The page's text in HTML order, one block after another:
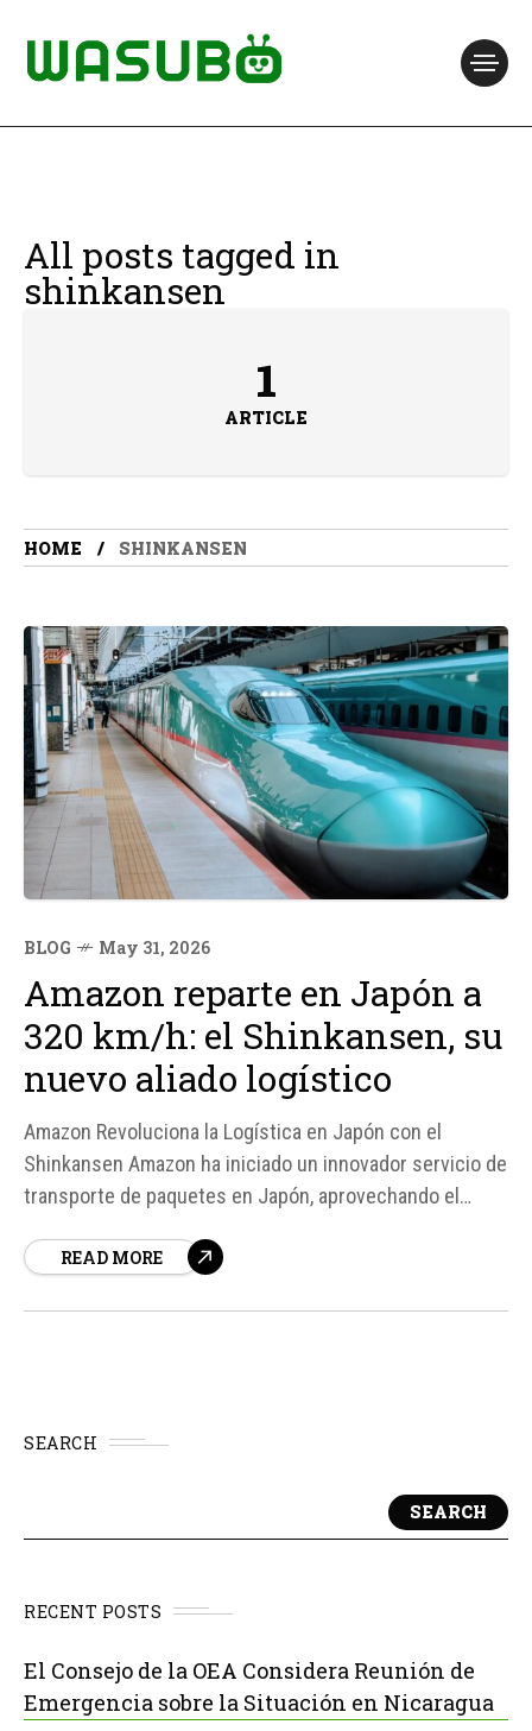
All posts tagged in
shinkansen
1
ARTICLE
HOME SHINKANSEN
BLOG May 31, 2026
Amazon reparte en Japón a
320 km/h: el Shinkansen, su
nuevo aliado logístico
Amazon Revoluciona la Logística en Japón con el
Shinkansen Amazon ha iniciado un innovador servicio de
transporte de paquetes en Japón, aprovechando el
servicio, que comenzó en marzo de 2026, cubre el tramo
READ MORE
SEARCH
SEARCH
RECENT POSTS
El Consejo de la OEA Considera Reunión de
Emergencia sobre la Situación en Nicaragua